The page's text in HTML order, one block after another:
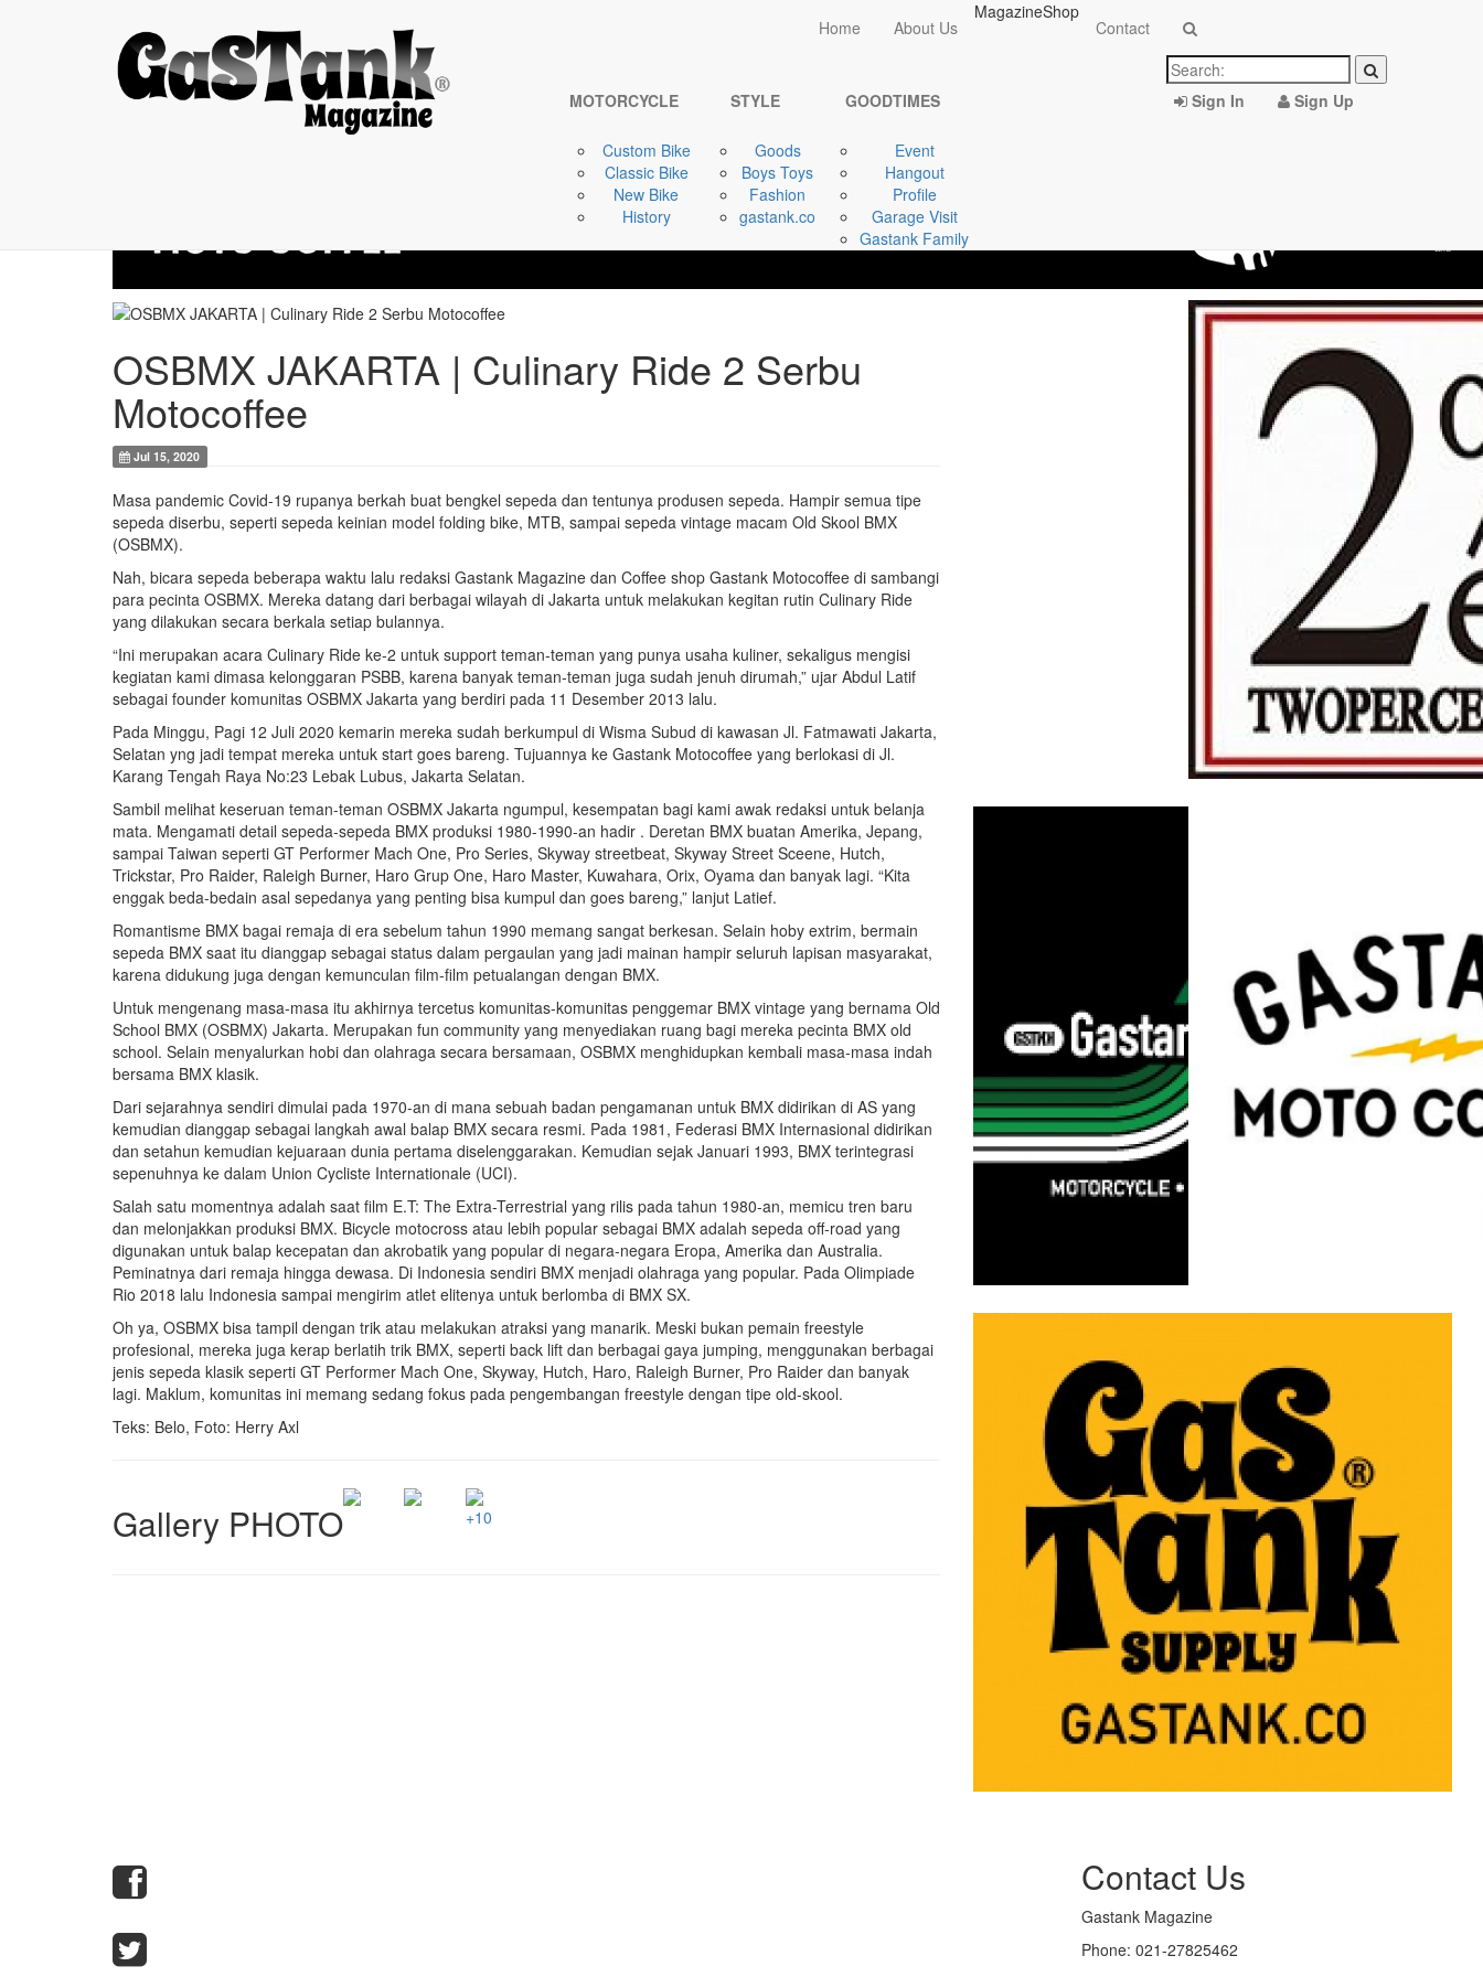
Home About Us
MagazineShop
Contact
MOTORCYCLE
Custom Bike
Classic Bike
New Bike
History
STYLE
Goods
Boys Toys
Fashion
gastank.co
GOODTIMES
Event
Hangout
Profile
Garage Visit
Gastank Family
Sign In Sign Up
OSBMX JAKARTA | ...
Home
GOODTIMES
OSBMX JAKARTA | Culinary Ride 2 Serbu
Motocoffee
Jul 15, 2020
Masa pandemic Covid-19 rupanya berkah buat bengkel sepeda dan tentunya produsen sepeda. Hampir semua tipe
sepeda diserbu, seperti sepeda keinian model folding bike, MTB, sampai sepeda vintage macam Old Skool BMX
(OSBMX).
Nah, bicara sepeda beberapa waktu lalu redaksi Gastank Magazine dan Coffee shop Gastank Motocoffee di sambangi
para pecinta OSBMX. Mereka datang dari berbagai wilayah di Jakarta untuk melakukan kegitan rutin Culinary Ride
yang dilakukan secara berkala setiap bulannya.
“Ini merupakan acara Culinary Ride ke-2 untuk support teman-teman yang punya usaha kuliner, sekaligus mengisi
kegiatan kami dimasa kelonggaran PSBB, karena banyak teman-teman juga sudah jenuh dirumah,” ujar Abdul Latif
sebagai founder komunitas OSBMX Jakarta yang berdiri pada 11 Desember 2013 lalu.
Pada Minggu, Pagi 12 Juli 2020 kemarin mereka sudah berkumpul di Wisma Subud di kawasan Jl. Fatmawati Jakarta,
Selatan yng jadi tempat mereka untuk start goes bareng. Tujuannya ke Gastank Motocoffee yang berlokasi di Jl.
Karang Tengah Raya No:23 Lebak Lubus, Jakarta Selatan.
Sambil melihat keseruan teman-teman OSBMX Jakarta ngumpul, kesempatan bagi kami awak redaksi untuk belanja
mata. Mengamati detail sepeda-sepeda BMX produksi 1980-1990-an hadir . Deretan BMX buatan Amerika, Jepang,
sampai Taiwan seperti GT Performer Mach One, Pro Series, Skyway streetbeat, Skyway Street Sceene, Hutch,
Trickstar, Pro Raider, Raleigh Burner, Haro Grup One, Haro Master, Kuwahara, Orix, Oyama dan banyak lagi. “Kita
enggak beda-bedain asal sepedanya yang penting bisa kumpul dan goes bareng,” lanjut Latief.
Romantisme BMX bagai remaja di era sebelum tahun 1990 memang sangat berkesan. Selain hoby extrim, bermain
sepeda BMX saat itu dianggap sebagai status dalam pergaulan yang jadi mainan hampir seluruh lapisan masyarakat,
karena didukung juga dengan kemunculan film-film petualangan dengan BMX.
Untuk mengenang masa-masa itu akhirnya tercetus komunitas-komunitas penggemar BMX vintage yang bernama Old
School BMX (OSBMX) Jakarta. Merupakan fun community yang menyediakan ruang bagi mereka pecinta BMX old
school. Selain menyalurkan hobi dan olahraga secara bersamaan, OSBMX menghidupkan kembali masa-masa indah
bersama BMX klasik.
Dari sejarahnya sendiri dimulai pada 1970-an di mana sebuah badan pengamanan untuk BMX didirikan di AS yang
kemudian dianggap sebagai langkah awal balap BMX secara resmi. Pada 1981, Federasi BMX Internasional didirikan
dan setahun kemudian kejuaraan dunia pertama diselenggarakan. Kemudian sejak Januari 1993, BMX terintegrasi
sepenuhnya ke dalam Union Cycliste Internationale (UCI).
Salah satu momentnya adalah saat film E.T: The Extra-Terrestrial yang rilis pada tahun 1980-an, memicu tren baru
dan melonjakkan produksi BMX. Bicycle motocross atau lebih popular sebagai BMX adalah sepeda off-road yang
digunakan untuk balap kecepatan dan akrobatik yang popular di negara-negara Eropa, Amerika dan Australia.
Peminatnya dari remaja hingga dewasa. Di Indonesia sendiri BMX menjadi olahraga yang popular. Pada Olimpiade
Rio 2018 lalu Indonesia sampai mengirim atlet elitenya untuk berlomba di BMX SX.
Oh ya, OSBMX bisa tampil dengan trik atau melakukan atraksi yang manarik. Meski bukan pemain freestyle
profesional, mereka juga kerap berlatih trik BMX, seperti back lift dan berbagai gaya jumping, menggunakan berbagai
jenis sepeda klasik seperti GT Performer Mach One, Skyway, Hutch, Haro, Raleigh Burner, Pro Raider dan banyak
lagi. Maklum, komunitas ini memang sedang fokus pada pengembangan freestyle dengan tipe old-skool.
Teks: Belo, Foto: Herry Axl
Gallery PHOTO +10
Contact Us
Gastank Magazine
Phone: 021-27825462